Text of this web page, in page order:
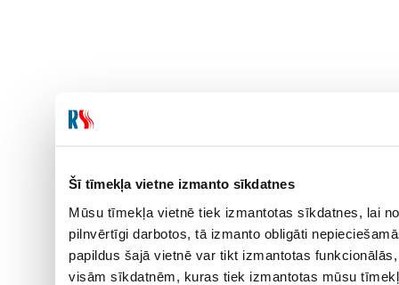
Šī tīmekļa vietne izmanto sīkdatnes
Mūsu tīmekļa vietnē tiek izmantotas sīkdatnes, lai
pilnvērtīgi darbotos, tā izmanto obligāti
papildus šajā vietnē var tikt izmantotas
visām sīkdatnēm, kuras tiek izmantotas mūsu